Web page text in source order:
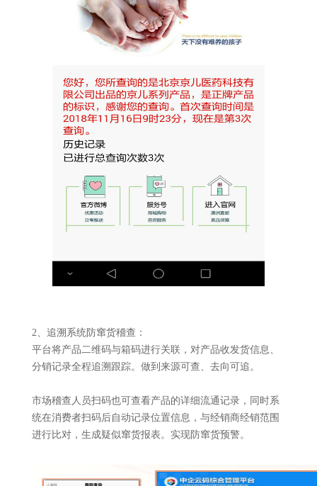
2、追溯系统防窜货稽查：
平台将产品二维码与箱码进行关联，对产品收发货信息、
分销记录全程追溯跟踪。做到来源可查、去向可追。
市场稽查人员扫码也可查看产品的详细流通记录，同时系
统在消费者扫码后自动记录位置信息，与经销商经销范围
进行比对，生成疑似窜货报表。实现防窜货预警。